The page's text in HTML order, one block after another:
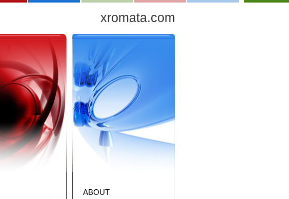
xromata.com
ABOUT